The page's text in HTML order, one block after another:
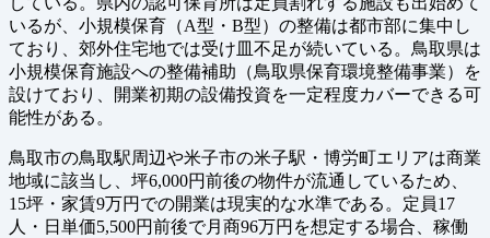
いるが、小規模保育（A型・B型）の整備は都市部に集中し
ており、郊外住宅地では受け皿不足が続いている。鳥取県は
小規模保育施設への整備補助（鳥取県保育環境整備事業）を
設けており、開業初期の設備投資を一定程度カバーできる可
能性がある。
鳥取市の鳥取駅周辺や米子市の米子駅・博労町エリアは商業
地域に該当し、坪6,000円前後の物件が流通しているため、
15坪・家賃9万円での開業は現実的な水準である。定員17
人・日単価5,500円前後で月商96万円を想定する場合、稼働